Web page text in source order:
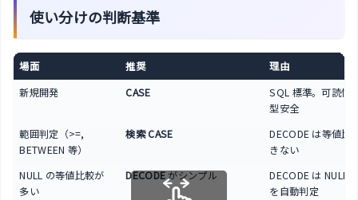
使い分けの判断基準
場面 推奨
理由
新規開発
CASE
SQL 標準。可読性
型安全
範囲判定（>=,
BETWEEN 等）
検索 CASE
DECODE は等値比
きない
NULL の等値比較が
多い
DECODEがシンプル
DECODE は NULL
を自動判定